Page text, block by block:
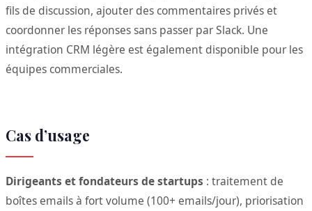
fils de discussion, ajouter des commentaires privés et
coordonner les réponses sans passer par Slack. Une
intégration CRM légère est également disponible pour les
équipes commerciales.
Cas d’usage
Dirigeants et fondateurs de startups : traitement de
boîtes emails à fort volume (100+ emails/jour), priorisation